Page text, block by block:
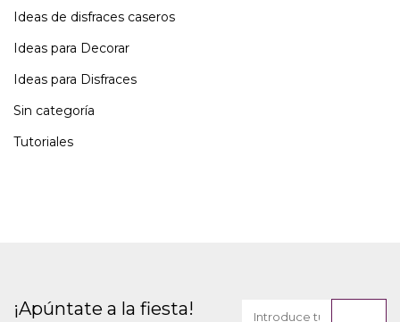
Ideas de disfraces caseros
Ideas para Decorar
Ideas para Disfraces
Sin categoría
Tutoriales
¡Apúntate a la fiesta!